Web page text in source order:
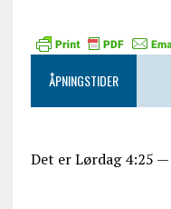
ÅPNINGSTIDER
Det erLørdag4:25 —